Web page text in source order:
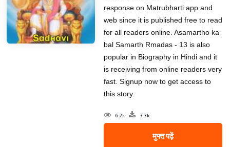
response on Matrubharti app and
web since it is published free to read
for all readers online. Asamartho ka
bal Samarth Rmadas - 13 is also
popular in Biography in Hindi and it
is receiving from online readers very
fast. Signup now to get access to
this story.
6.2k 3.3k
मुफ्त पढ़ें